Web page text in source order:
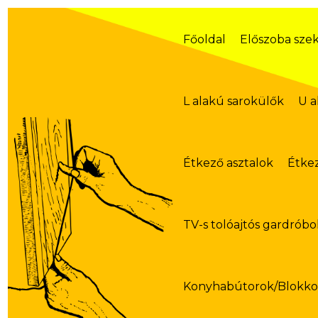
Skip
Főoldal Előszoba
L alakú sarokülők U
Étkező asztalok
TV-s tolóajtós
Konyhabútorok/